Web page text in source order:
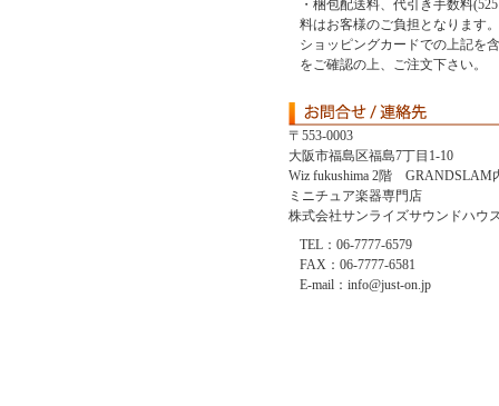
・梱包配送料、代引き手数料
料はお客様のご負担となります。
ショッピングカードでの上記を
をご確認の上、ご注文下さい。
〒553-0003
大阪市福島区福島7丁目1-10
Wiz fukushima 2階 GRANDSLAM
ミニチュア楽器専門店
株式会社サンライズサウンドハウ
TEL：06-7777-6579
FAX：06-7777-6581
E-mail：info@just-on.jp